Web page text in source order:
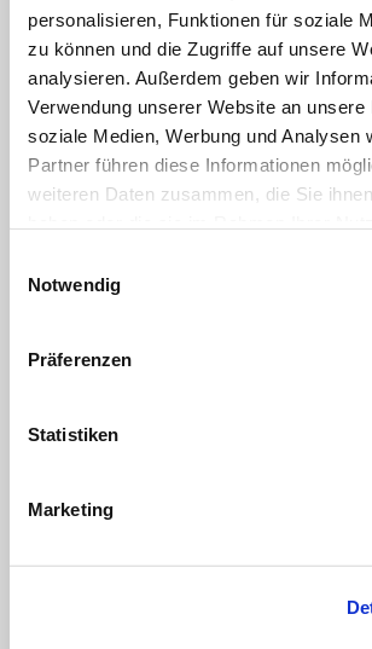
personalisieren, Funktionen für soziale
zu können und die Zugriffe auf unsere
analysieren. Außerdem geben wir
Verwendung unserer Website an unsere
soziale Medien, Werbung und Analysen
Partner führen diese Informationen
weiteren Daten zusammen, die Sie
Notwendig
Präferenzen
Statistiken
Marketing